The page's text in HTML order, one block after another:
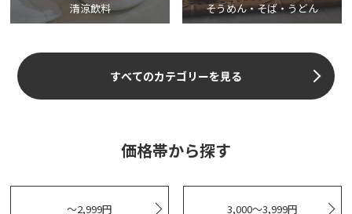
清涼飲料 そうめん・そば・うどん
すべてのカテゴリーを見る
価格帯から探す
～2,999円 3,000～3,999円